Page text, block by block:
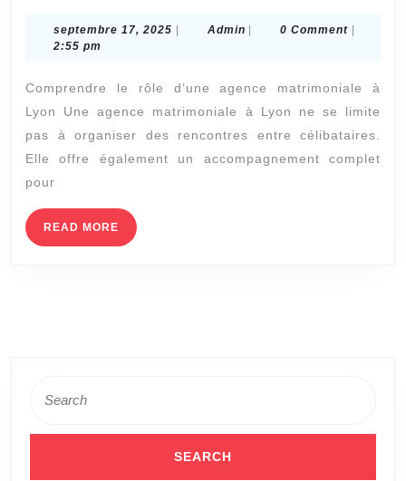
qu’une
matrimoniale
à
septembre 17, 2025 septembre
AdminAdmin0 Comment
2:55 pm
Comprendre le rôle d’une agence matrimoniale à
Lyon Une agence matrimoniale à Lyon ne se limite
pas à organiser des rencontres entre célibataires.
Elle offre également un accompagnement complet
pour
READ MORE READ
MORE
for: